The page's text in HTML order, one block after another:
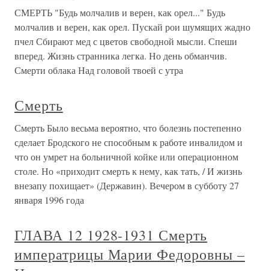
СМЕРТЬ "Будь молчалив и верен, как орел..." Будь
молчалив и верен, как орел. Пускай рои шумящих жадно
пчел Сбирают мед с цветов свободной мысли. Спеши
вперед. Жизнь странника легка. Но день обманчив.
Смерти облака Над головой твоей с утра
Смерть
Смерть Было весьма вероятно, что болезнь постепенно
сделает Бродского не способным к работе инвалидом и
что он умрет на больничной койке или операционном
столе. Но «приходит смерть к нему, как тать, / И жизнь
внезапу похищает» (Державин). Вечером в субботу 27
января 1996 года
ГЛАВА 12 1928-1931 Смерть
императрицы Марии Федоровны –